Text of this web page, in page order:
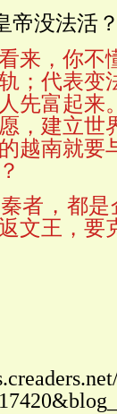
帝没法活？
看来，你
；代表变
先富起来
，建立世
越南就要
者，都
文王，要